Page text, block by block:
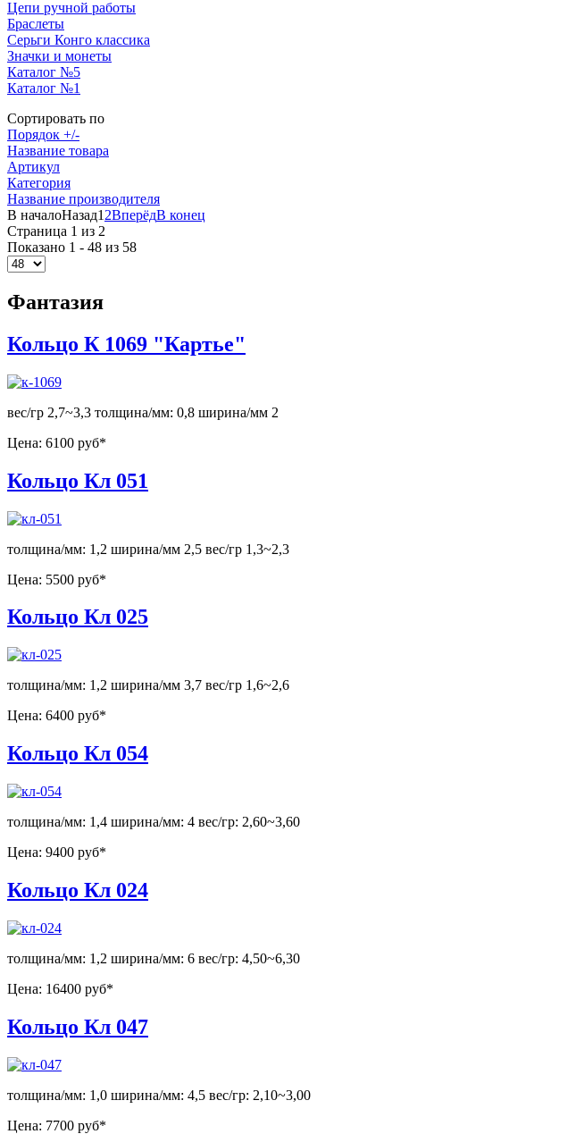
Цепи ручной работы
Браслеты
Серьги Конго классика
Значки и монеты
Каталог №5
Каталог №1
Сортировать по
Порядок +/-
Название товара
Артикул
Категория
Название производителя
В началоНазад1 2ВперёдВ конец
Страница 1 из 2
Показано 1 - 48 из 58
Фантазия
Кольцо К 1069 "Картье"
вес/гр 2,7~3,3 толщина/мм: 0,8 ширина/мм 2
Цена: 6100 руб*
Кольцо Кл 051
толщина/мм: 1,2 ширина/мм 2,5 вес/гр 1,3~2,3
Цена: 5500 руб*
Кольцо Кл 025
толщина/мм: 1,2 ширина/мм 3,7 вес/гр 1,6~2,6
Цена: 6400 руб*
Кольцо Кл 054
толщина/мм: 1,4 ширина/мм: 4 вес/гр: 2,60~3,60
Цена: 9400 руб*
Кольцо Кл 024
толщина/мм: 1,2 ширина/мм: 6 вес/гр: 4,50~6,30
Цена: 16400 руб*
Кольцо Кл 047
толщина/мм: 1,0 ширина/мм: 4,5 вес/гр: 2,10~3,00
Цена: 7700 руб*